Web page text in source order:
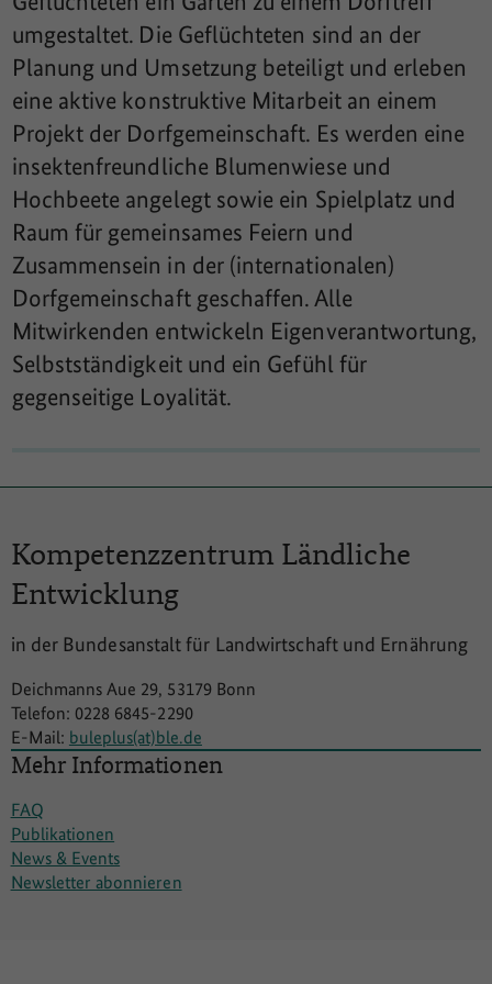
umgestaltet. Die Geflüchteten sind an der
Planung und Umsetzung beteiligt und erleben
eine aktive konstruktive Mitarbeit an einem
Projekt der Dorfgemeinschaft. Es werden eine
insektenfreundliche Blumenwiese und
Hochbeete angelegt sowie ein Spielplatz und
Raum für gemeinsames Feiern und
Zusammensein in der (internationalen)
Dorfgemeinschaft geschaffen. Alle
Mitwirkenden entwickeln Eigenverantwortung,
Selbstständigkeit und ein Gefühl für
gegenseitige Loyalität.
Kompetenzzentrum Ländliche
Entwicklung
in der Bundesanstalt für Landwirtschaft und Ernährung
Deichmanns Aue 29, 53179 Bonn
Telefon: 0228 6845-2290
E-Mail: buleplus(at)ble.de
Mehr Informationen
FAQ
Publikationen
News & Events
Newsletter abonnieren